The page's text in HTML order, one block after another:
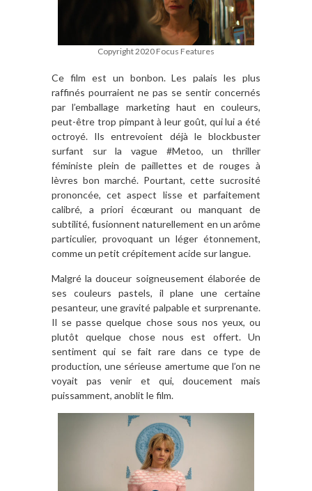
Copyright 2020 Focus Features
Ce film est un bonbon. Les palais les plus
raffinés pourraient ne pas se sentir concernés
par l’emballage marketing haut en couleurs,
peut-être trop pimpant à leur goût, qui lui a été
octroyé. Ils entrevoient déjà le blockbuster
surfant sur la vague #Metoo, un thriller
féministe plein de paillettes et de rouges à
lèvres bon marché. Pourtant, cette sucrosité
prononcée, cet aspect lisse et parfaitement
calibré, a priori écœurant ou manquant de
subtilité, fusionnent naturellement en un arôme
particulier, provoquant un léger étonnement,
comme un petit crépitement acide sur langue.
Malgré la douceur soigneusement élaborée de
ses couleurs pastels, il plane une certaine
pesanteur, une gravité palpable et surprenante.
Il se passe quelque chose sous nos yeux, ou
plutôt quelque chose nous est offert. Un
sentiment qui se fait rare dans ce type de
production, une sérieuse amertume que l’on ne
voyait pas venir et qui, doucement mais
puissamment, anoblit le film.